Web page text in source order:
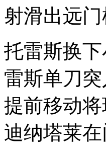
射滑出远门
托雷斯换
雷斯单刀
提前移动
迪纳塔莱